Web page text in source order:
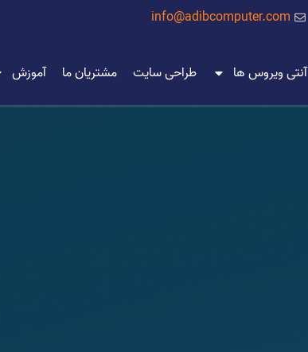
info@adibcomputer.com
آنتی ویروس ها طراحی سایت مشتریان ما آموزش